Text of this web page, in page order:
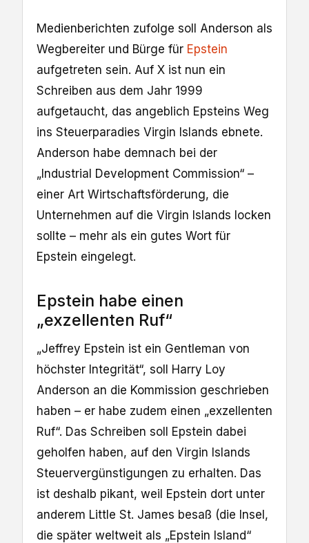
Medienberichten zufolge soll Anderson als
Wegbereiter und Bürge für Epstein
aufgetreten sein. Auf X ist nun ein
Schreiben aus dem Jahr 1999
aufgetaucht, das angeblich Epsteins Weg
ins Steuerparadies Virgin Islands ebnete.
Anderson habe demnach bei der
„Industrial Development Commission“ –
einer Art Wirtschaftsförderung, die
Unternehmen auf die Virgin Islands locken
sollte – mehr als ein gutes Wort für
Epstein eingelegt.
Epstein habe einen
„exzellenten Ruf“
„Jeffrey Epstein ist ein Gentleman von
höchster Integrität“, soll Harry Loy
Anderson an die Kommission geschrieben
haben – er habe zudem einen „exzellenten
Ruf“. Das Schreiben soll Epstein dabei
geholfen haben, auf den Virgin Islands
Steuervergünstigungen zu erhalten. Das
ist deshalb pikant, weil Epstein dort unter
anderem Little St. James besaß (die Insel,
die später weltweit als „Epstein Island“